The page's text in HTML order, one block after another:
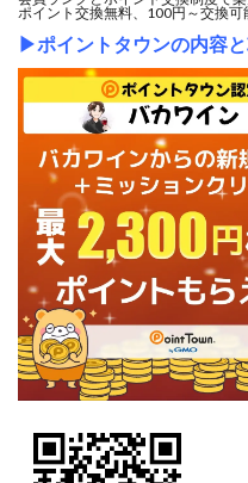
ポイント交換無料、100円～交換可
▶ポイントタウンの内容